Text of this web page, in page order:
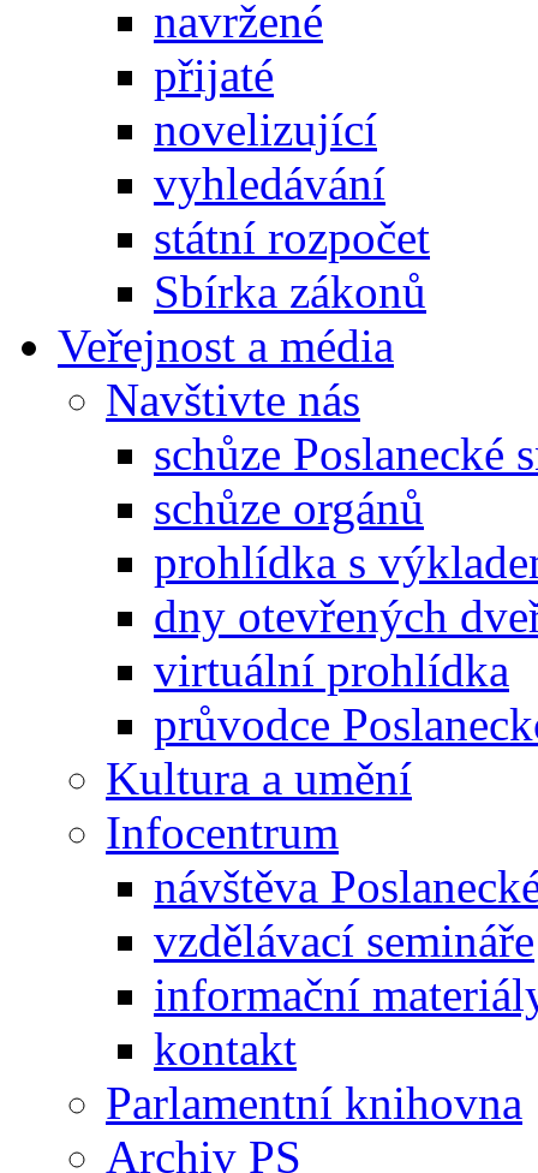
navržené
přijaté
novelizující
vyhledávání
státní rozpočet
Sbírka zákonů
Veřejnost a média
Navštivte nás
schůze Poslanecké
schůze orgánů
prohlídka s
dny otevřených
virtuální prohlídka
průvodce
Kultura a umění
Infocentrum
návštěva
vzdělávací semináře
informační
kontakt
Parlamentní knihovna
Archiv PS